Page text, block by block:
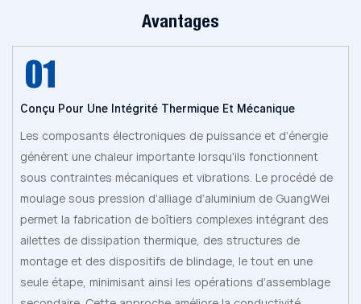
Avantages
Conçu Pour Une Intégrité Thermique Et Mécanique
Les composants électroniques de puissance et d'énergie
génèrent une chaleur importante lorsqu'ils fonctionnent
sous contraintes mécaniques et vibrations. Le procédé de
moulage sous pression d'alliage d'aluminium de GuangWei
permet la fabrication de boîtiers complexes intégrant des
ailettes de dissipation thermique, des structures de
montage et des dispositifs de blindage, le tout en une
seule étape, minimisant ainsi les opérations d'assemblage